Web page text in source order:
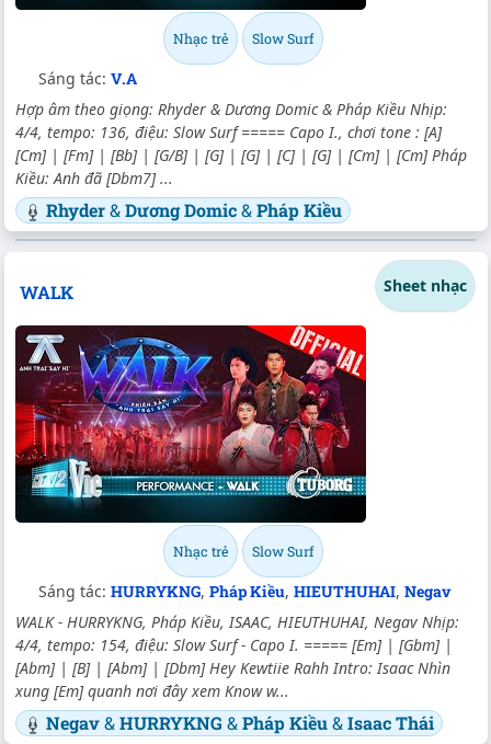
Nhạc trẻ Slow Surf
Sáng tác: V.A
Hợp âm theo giọng: Rhyder & Dương Domic & Pháp Kiều Nhịp:
4/4, tempo: 136, điệu: Slow Surf ===== Capo I., chơi tone : [A]
[Cm] | [Fm] | [Bb] | [G/B] | [G] | [G] | [C] | [G] | [Cm] | [Cm] Pháp
Kiều: Anh đã [Dbm7] ...
Rhyder&Dương Domic&Pháp Kiều
WALK Sheet nhạc
Nhạc trẻ Slow Surf
Sáng tác: HURRYKNG, Pháp Kiều, HIEUTHUHAI, Negav
WALK - HURRYKNG, Pháp Kiều, ISAAC, HIEUTHUHAI, Negav Nhịp:
4/4, tempo: 154, điệu: Slow Surf - Capo I. ===== [Em] | [Gbm] |
[Abm] | [B] | [Abm] | [Dbm] Hey Kewtiie Rahh Intro: Isaac Nhìn
xung [Em] quanh nơi đây xem Know w...
Negav&HURRYKNG &Pháp Kiều&Isaac Thái